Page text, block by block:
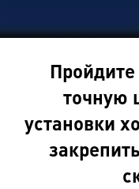
Пройдите
точную
установки